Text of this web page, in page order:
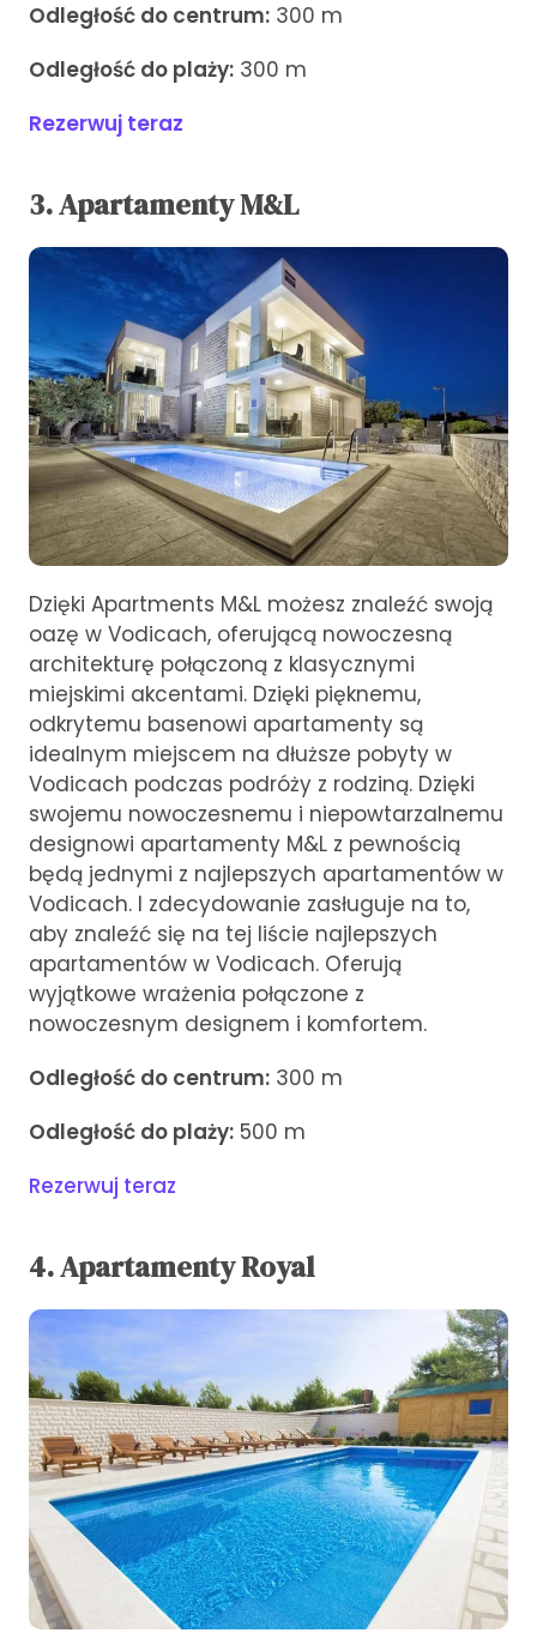
Odległość do centrum: 300 m
Odległość do plaży: 300 m
Rezerwuj teraz
3. Apartamenty M&L
Dzięki Apartments M&L możesz znaleźć swoją
oazę w Vodicach, oferującą nowoczesną
architekturę połączoną z klasycznymi
miejskimi akcentami. Dzięki pięknemu,
odkrytemu basenowi apartamenty są
idealnym miejscem na dłuższe pobyty w
Vodicach podczas podróży z rodziną. Dzięki
swojemu nowoczesnemu i niepowtarzalnemu
designowi apartamenty M&L z pewnością
będą jednymi z najlepszych apartamentów w
Vodicach. I zdecydowanie zasługuje na to,
aby znaleźć się na tej liście najlepszych
apartamentów w Vodicach. Oferują
wyjątkowe wrażenia połączone z
nowoczesnym designem i komfortem.
Odległość do centrum: 300 m
Odległość do plaży: 500 m
Rezerwuj teraz
4. Apartamenty Royal